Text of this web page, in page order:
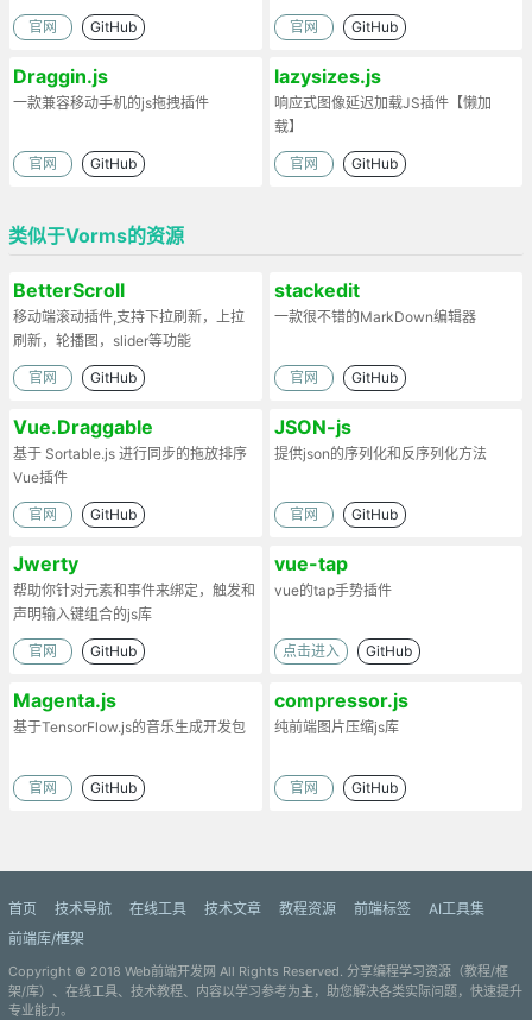
官网 GitHub 官网 GitHub
Draggin.js
一款兼容移动手机的js拖拽插件
官网 GitHub
lazysizes.js
响应式图像延迟加载JS插件【懒加
载】
官网 GitHub
类似于Vorms的资源
BetterScroll
移动端滚动插件,支持下拉刷新，上拉
刷新，轮播图，slider等功能
官网 GitHub
stackedit
一款很不错的MarkDown编辑器
官网 GitHub
Vue.Draggable
基于 Sortable.js 进行同步的拖放排序
Vue插件
官网 GitHub
JSON-js
提供json的序列化和反序列化方法
官网 GitHub
Jwerty
帮助你针对元素和事件来绑定，触发和
声明输入键组合的js库
官网 GitHub
vue-tap
vue的tap手势插件
点击进入 GitHub
Magenta.js
基于TensorFlow.js的音乐生成开发包
官网 GitHub
compressor.js
纯前端图片压缩js库
官网 GitHub
首页 技术导航 在线工具 技术文章 教程资源 前端标签
AI工具集
前端库/框架